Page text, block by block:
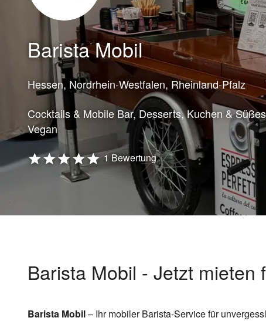
Barista Mobil
Hessen, Nordrhein-Westfalen, Rheinland-Pfalz
Cocktails & Mobile Bar Desserts, Kuchen & Süßes
Vegan
1 Bewertung
Barista Mobil - Jetzt mieten
Barista Mobil– Ihr mobiler Barista-Service für